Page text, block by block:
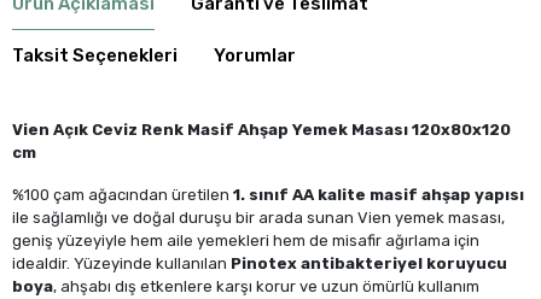
Taksit Seçenekleri Yorumlar
Vien Açık Ceviz Renk Masif Ahşap Yemek Masası 120x80x120
cm
%100 çam ağacından üretilen 1. sınıf AA kalite masif ahşap yapısı
ile sağlamlığı ve doğal duruşu bir arada sunan Vien yemek masası,
geniş yüzeyiyle hem aile yemekleri hem de misafir ağırlama için
idealdir. Yüzeyinde kullanılan Pinotex antibakteriyel koruyucu
boya, ahşabı dış etkenlere karşı korur ve uzun ömürlü kullanım